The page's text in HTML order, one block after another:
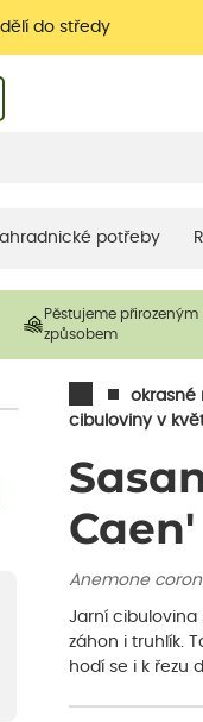
do středy
potřeby
Pěstujeme přirozeným
způsobem
okrasné
cibuloviny v
Caen'
Anemone
Jarní cibulovina
záhon i truhlík.
hodí se i k řezu